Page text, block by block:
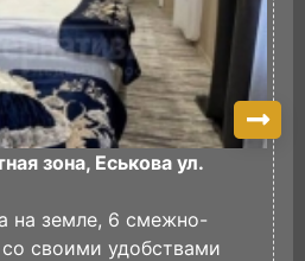
зона, Еськова ул.
на земле, 6 смежно-
своими удобствами